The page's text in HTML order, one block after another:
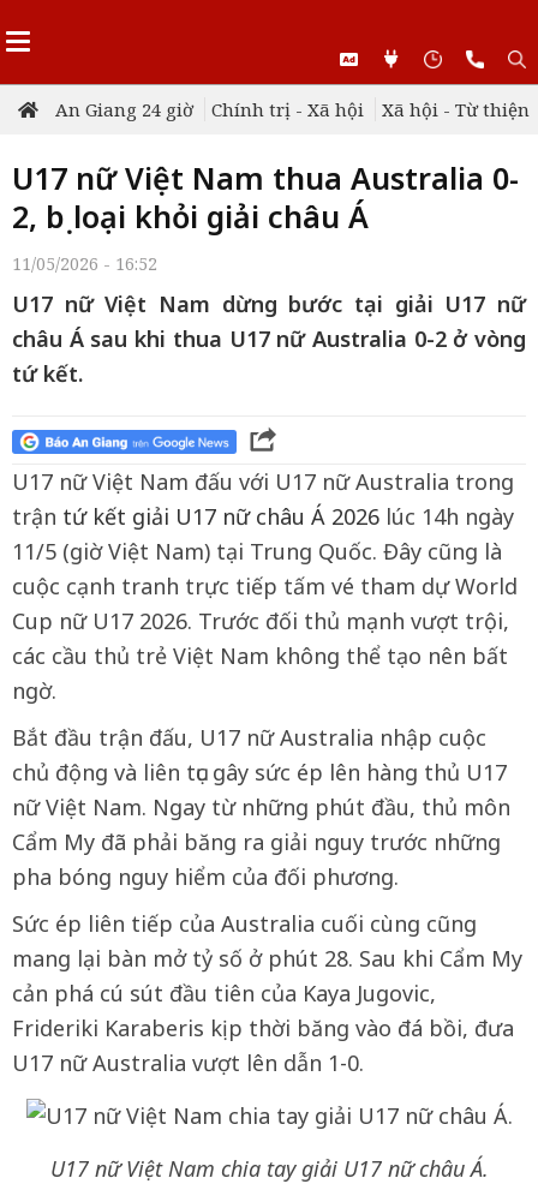
An Giang 24 giờ Chính trị - Xã hội Xã hội - Từ thiện
U17 nữ Việt Nam thua Australia 0-
2, bị loại khỏi giải châu Á
11/05/2026 - 16:52
U17 nữ Việt Nam dừng bước tại giải U17 nữ
châu Á sau khi thua U17 nữ Australia 0-2 ở vòng
tứ kết.
U17 nữ Việt Nam đấu với U17 nữ Australia trong
trận tứ kết giải U17 nữ châu Á 2026 lúc 14h ngày
11/5 (giờ Việt Nam) tại Trung Quốc. Đây cũng là
cuộc cạnh tranh trực tiếp tấm vé tham dự World
Cup nữ U17 2026. Trước đối thủ mạnh vượt trội,
các cầu thủ trẻ Việt Nam không thể tạo nên bất
ngờ.
Bắt đầu trận đấu, U17 nữ Australia nhập cuộc
chủ động và liên tục gây sức ép lên hàng thủ U17
nữ Việt Nam. Ngay từ những phút đầu, thủ môn
Cẩm My đã phải băng ra giải nguy trước những
pha bóng nguy hiểm của đối phương.
Sức ép liên tiếp của Australia cuối cùng cũng
mang lại bàn mở tỷ số ở phút 28. Sau khi Cẩm My
cản phá cú sút đầu tiên của Kaya Jugovic,
Frideriki Karaberis kịp thời băng vào đá bồi, đưa
U17 nữ Australia vượt lên dẫn 1-0.
U17 nữ Việt Nam chia tay giải U17 nữ châu Á.